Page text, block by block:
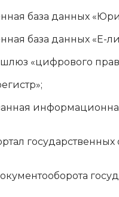
база данных
база данных «Е-
«цифрового